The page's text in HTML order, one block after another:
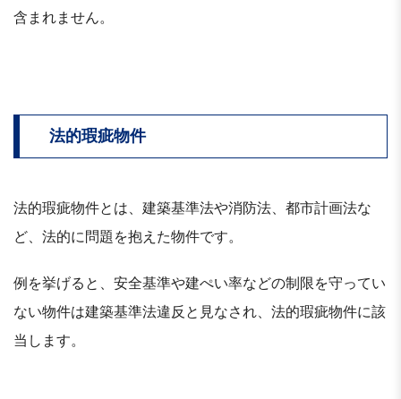
含まれません。
法的瑕疵物件
法的瑕疵物件とは、建築基準法や消防法、都市計画法な
ど、法的に問題を抱えた物件です。
例を挙げると、安全基準や建ぺい率などの制限を守ってい
ない物件は建築基準法違反と見なされ、法的瑕疵物件に該
当します。